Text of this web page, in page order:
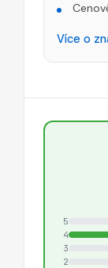
Více o
5
4
3
2